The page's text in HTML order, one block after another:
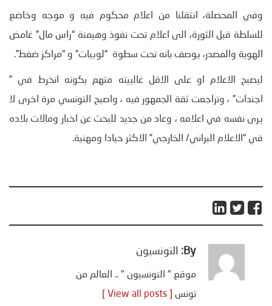
وفي المحصلة، انتقلنا من اعلام محكوم فيه و موجه وخاضع
للسلطة قبل الثورة، الى اعلام تحت نفوذ وهيمنة “راس مال” غامض
الهوية والمصدر، يوصف بانه تحت سطوة “لوبيات” و “مراكز ضغط”.
ليصبح الاعلام او على الاقل غالبيته متهم بكونه انخرط في ”
اجندات” ، وتراجعت ثقة الجمهور فيه ، واصبح التونسي مرة اخرى لا
يرى نفسه في اعلامه ، وعاد من جديد للبحث عن اخبار ومالات بلاده
في “الاعلام البراني/ الخارجي” الاكثر حيادا ومهنية.
By: التونسيون
موقع " التونسيون " .. العالم من
تونس